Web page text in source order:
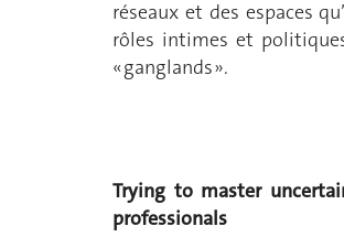
réseaux et des espaces
rôles intimes et
« ganglands ».
Trying to master
professionals